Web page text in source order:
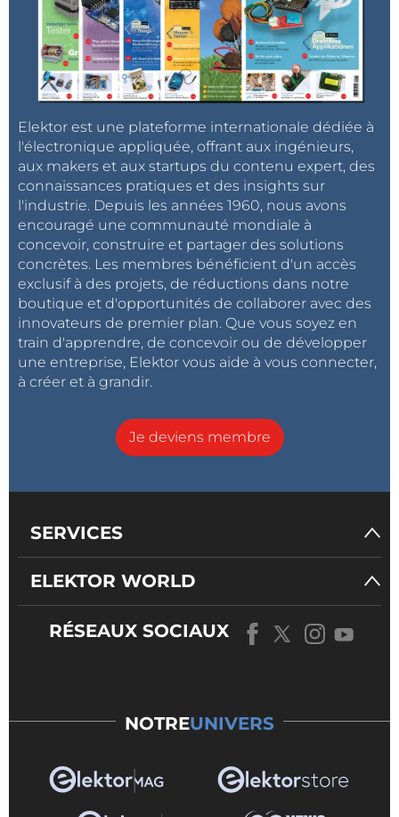
Elektor est une plateforme internationale dédiée à
l'électronique appliquée, offrant aux ingénieurs,
aux makers et aux startups du contenu expert, des
connaissances pratiques et des insights sur
l'industrie. Depuis les années 1960, nous avons
encouragé une communauté mondiale à
concevoir, construire et partager des solutions
concrètes. Les membres bénéficient d'un accès
exclusif à des projets, de réductions dans notre
boutique et d'opportunités de collaborer avec des
innovateurs de premier plan. Que vous soyez en
train d'apprendre, de concevoir ou de développer
une entreprise, Elektor vous aide à vous connecter,
à créer et à grandir.
Je deviens membre
SERVICES
ELEKTOR WORLD
RÉSEAUX SOCIAUX
NOTREUNIVERS